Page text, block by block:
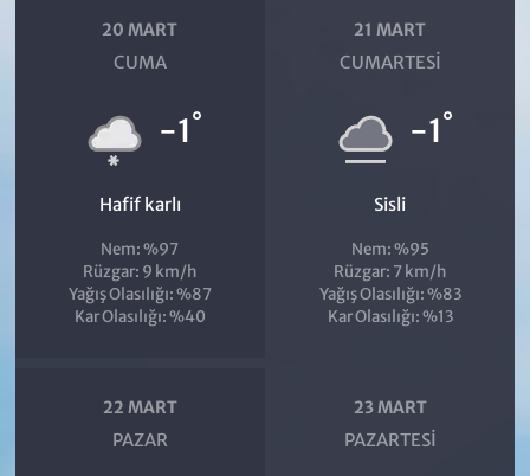
20 MART
CUMA
-1°
Hafif karlı
Nem: %97
Rüzgar: 9 km/h
Yağış Olasılığı: %87
Kar Olasılığı: %40
21 MART
CUMARTESI
-1°
Sisli
Nem: %95
Rüzgar: 7 km/h
Yağış Olasılığı: %83
Kar Olasılığı: %13
22 MART
PAZAR
23 MART
PAZARTESI